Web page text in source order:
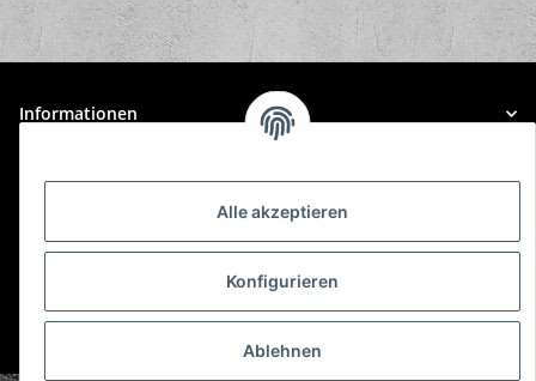
Informationen
Gesetzliche Informationen
* Alle Preise inkl. gesetzlicher USt., zzgl.Versand
Alle akzeptieren
Konfigurieren
Ablehnen